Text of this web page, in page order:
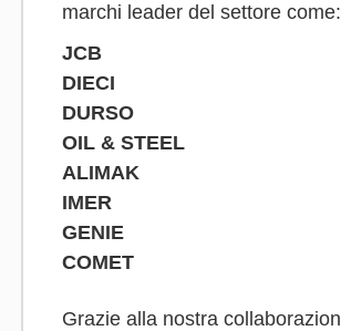
marchi leader del settore come:
JCB
DIECI
DURSO
OIL & STEEL
ALIMAK
IMER
GENIE
COMET
Grazie alla nostra